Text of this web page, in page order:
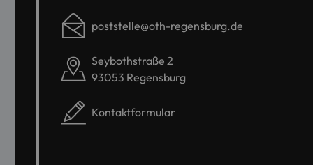
poststelle@oth-regensburg.de
Seybothstraße 2
93053 Regensburg
Kontaktformular